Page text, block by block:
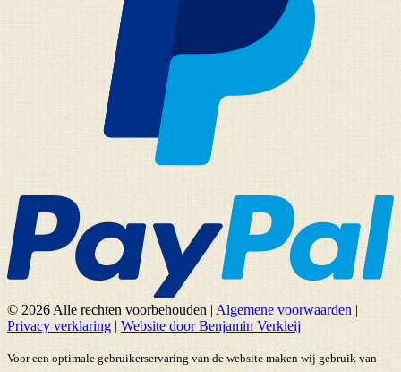
© 2026 Alle rechten voorbehouden | Algemene voorwaarden |
Privacy verklaring | Website door Benjamin Verkleij
Voor een optimale gebruikerservaring van de website maken wij gebruik van